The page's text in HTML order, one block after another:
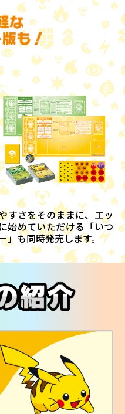
すさをそのままに、エッ
始めていただける「いつ
」も同時発売します。